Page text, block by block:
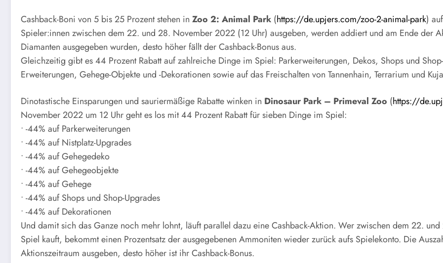
Cashback-Boni von 5 bis 25 Prozent stehen in Zoo 2: Animal Park (https://de.upjers.com/zoo-2-animal-park)
Spieler:innen zwischen dem 22. und 28. November 2022 (12 Uhr) ausgeben, werden addiert und am Ende der
Diamanten ausgegeben wurden, desto höher fällt der Cashback-Bonus aus.
Gleichzeitig gibt es 44 Prozent Rabatt auf zahlreiche Dinge im Spiel: Parkerweiterungen, Dekos, Shops und
Erweiterungen, Gehege-Objekte und -Dekorationen sowie auf das Freischalten von Tannenhain, Terrarium und
Dinotastische Einsparungen und sauriermäßige Rabatte winken in Dinosaur Park – Primeval Zoo (https://
November 2022 um 12 Uhr geht es los mit 44 Prozent Rabatt für sieben Dinge im Spiel:
• -44% auf Parkerweiterungen
• -44% auf Nistplatz-Upgrades
• -44% auf Gehegedeko
• -44% auf Gehegeobjekte
• -44% auf Gehege
• -44% auf Shops und Shop-Upgrades
• -44% auf Dekorationen
Und damit sich das Ganze noch mehr lohnt, läuft parallel dazu eine Cashback-Aktion. Wer zwischen dem 22.
Spiel kauft, bekommt einen Prozentsatz der ausgegebenen Ammoniten wieder zurück aufs Spielekonto. Die
Aktionszeitraum ausgeben, desto höher ist ihr Cashback-Bonus.